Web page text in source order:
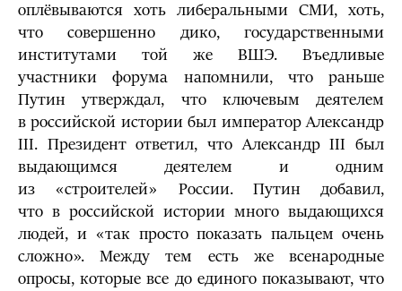
оплёвываются хоть либеральными СМИ, хоть,
что совершенно дико, государственными
институтами той же ВШЭ. Въедливые
участники форума напомнили, что раньше
Путин утверждал, что ключевым деятелем
в российской истории был император Александр
III. Президент ответил, что Александр III был
выдающимся деятелем и одним
из «строителей» России. Путин добавил,
что в российской истории много выдающихся
людей, и «так просто показать пальцем очень
сложно». Между тем есть же всенародные
опросы, которые все до единого показывают, что